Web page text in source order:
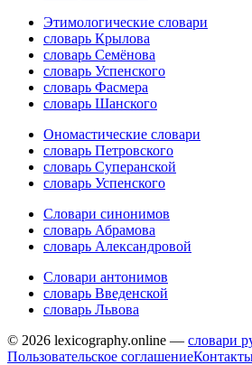
Этимологические словари
словарь Крылова
словарь Семёнова
словарь Успенского
словарь Фасмера
словарь Шанского
Ономастические словари
словарь Петровского
словарь Суперанской
словарь Успенского
Словари синонимов
словарь Абрамова
словарь Александровой
Словари антонимов
словарь Введенской
словарь Львова
© 2026 lexicography.online — словари
Пользовательское соглашение